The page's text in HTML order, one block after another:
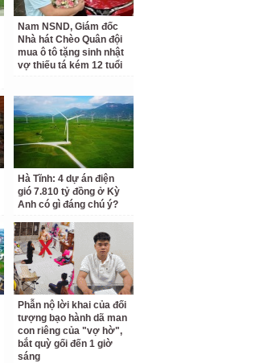
Nam NSND, Giám đốc
Nhà hát Chèo Quân đội
mua ô tô tặng sinh nhật
vợ thiếu tá kém 12 tuổi
Hà Tĩnh: 4 dự án điện
gió 7.810 tỷ đồng ở Kỳ
Anh có gì đáng chú ý?
Phẫn nộ lời khai của đối
tượng bạo hành dã man
con riêng của "vợ hờ",
bắt quỳ gối đến 1 giờ
sáng